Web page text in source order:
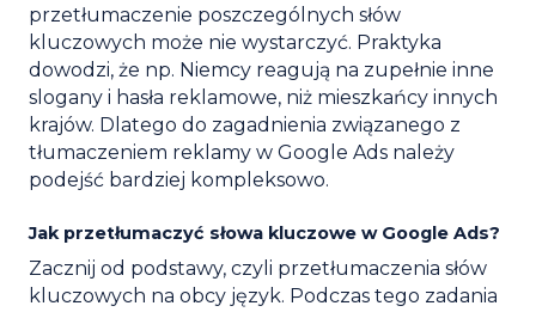
przetłumaczenie poszczególnych słów
kluczowych może nie wystarczyć. Praktyka
dowodzi, że np. Niemcy reagują na zupełnie inne
slogany i hasła reklamowe, niż mieszkańcy innych
krajów. Dlatego do zagadnienia związanego z
tłumaczeniem reklamy w Google Ads należy
podejść bardziej kompleksowo.
Jak przetłumaczyć słowa kluczowe w Google Ads?
Zacznij od podstawy, czyli przetłumaczenia słów
kluczowych na obcy język. Podczas tego zadania